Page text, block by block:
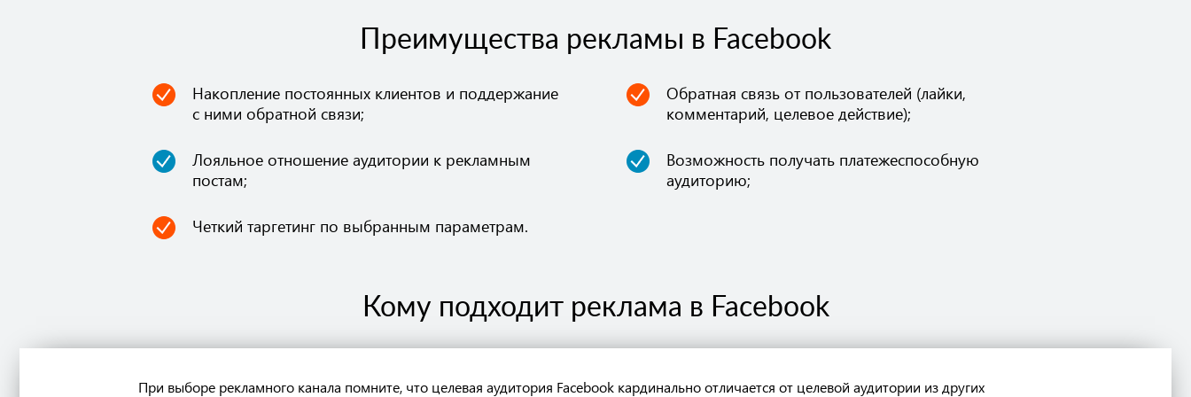
Преимущества рекламы в Facebook
Накопление постоянных клиентов и поддержание
с ними обратной связи;
Обратная связь от пользователей (лайки,
комментарий, целевое действие);
Лояльное отношение аудитории к рекламным
постам;
Возможность получать платежеспособную
аудиторию;
Четкий таргетинг по выбранным параметрам.
Кому подходит реклама в Facebook
При выборе рекламного канала помните, что целевая аудитория Facebook кардинально отличается от целевой аудитории из других